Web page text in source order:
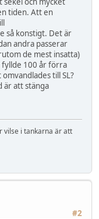
tiden. Att en
så konstigt. Det är
andra passerar
de mest insatta)
fyllde 100 år förra
till SL?
är att stänga
vilse i tankarna är att
#2